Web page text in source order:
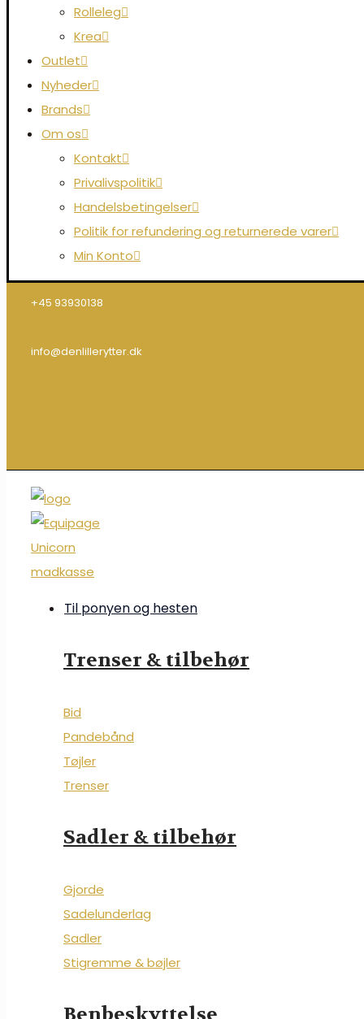
Rolleleg
Krea
Outlet
Nyheder
Brands
Om os
Kontakt
Privalivspolitik
Handelsbetingelser
Politik for refundering og returnerede varer
Min Konto
+45 93930138
info@denlillerytter.dk
Til ponyen og hesten
Trenser & tilbehør
Bid
Pandebånd
Tøjler
Trenser
Sadler & tilbehør
Gjorde
Sadelunderlag
Sadler
Stigremme & bøjler